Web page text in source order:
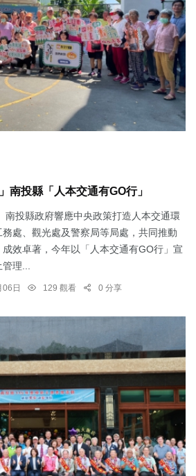
南投縣「人本交通有GO行」
南投縣政府響應中央政策打造人本交通環
處、觀光處及警察局等局處，共同推動
效卓著，今年以「人本交通有GO行」宣
理...
日 129 觀看 0 分享